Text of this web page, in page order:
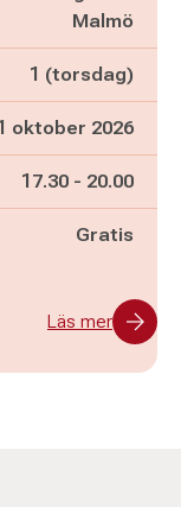
Malmö
1 (torsdag)
oktober 2026
Pågår mellan
17.30 - och
20.00
Gratis
Läs mer